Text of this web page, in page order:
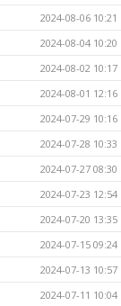
2024-08-06 10:21
2024-08-04 10:20
2024-08-02 10:17
2024-08-01 12:16
2024-07-29 10:16
2024-07-28 10:33
2024-07-27 08:30
2024-07-23 12:54
2024-07-20 13:35
2024-07-15 09:24
2024-07-13 10:57
2024-07-11 10:04